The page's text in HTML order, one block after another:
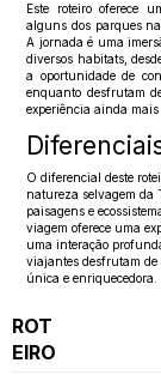
Este roteiro oferece
alguns dos parques
A jornada é uma
diversos habitats,
a oportunidade de
enquanto desfrutam
experiência ainda mais
O diferencial deste
natureza selvagem da
paisagens e
viagem oferece uma
uma interação
viajantes desfrutam de
única e enriquecedora.
ROT
EIRO